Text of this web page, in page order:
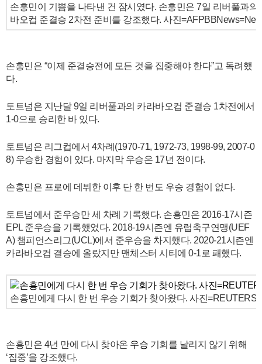
손흥민이 기쁨을 나타낸 건 잠시였다. 손흥민은 7일 리버풀과의
바오컵 준결승 2차전 준비를 강조했다. 사진
손흥민은 “이제 준결승전에 모든 것을 집중해야 한다”고 독려했
다.
토트넘은 지난달 9일 리버풀과의 카라바오컵 준결승 1차전에서
1-0으로 승리한 바 있다.
토트넘은 리그컵에서 4차례(1970-71, 1972-73, 1998-99, 2007-0
8) 우승한 경험이 있다. 마지막 우승은 17년 전이다.
손흥민은 프로에 데뷔한 이후 단 한 번도 우승 경험이 없다.
토트넘에서 준우승만 세 차례 기록했다. 손흥민은 2016-17시즌
EPL 준우승을 기록했었다. 2018-19시즌엔 유럽축구연맹(UEF
A) 챔피언스리그(UCL)에서 준우승을 차지했다. 2020-21시즌엔
카라바오컵 결승에 올랐지만 맨체스터 시티에 0-1로 패했다.
손흥민에게 다시 한 번 우승 기회가 찾아왔다. 사진
손흥민은 4년 만에 다시 찾아온 우승 기회를 날리지 않기 위해
‘집중’을 강조했다.